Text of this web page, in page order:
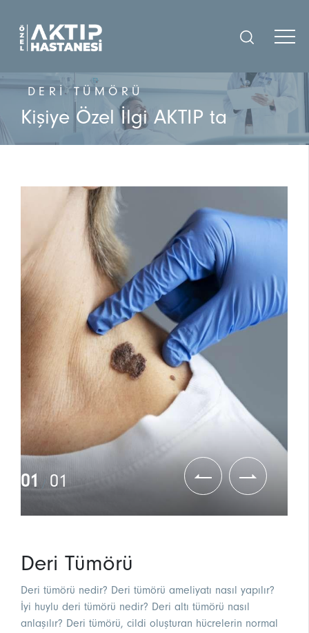
DERI TÜMÖRÜ
Kişiye Özel İlgi AKTIP ta
01 / 01
Deri Tümörü
Deri tümörü nedir? Deri tümörü ameliyatı nasıl yapılır?
İyi huylu deri tümörü nedir? Deri altı tümörü nasıl
anlaşılır? Deri tümörü, cildi oluşturan hücrelerin normal